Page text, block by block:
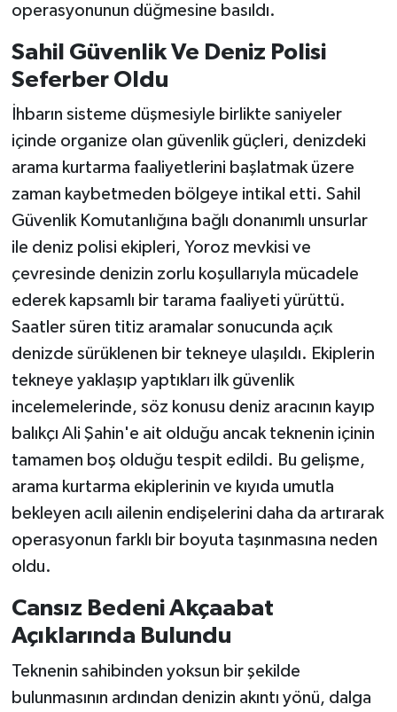
operasyonunun düğmesine basıldı.
Sahil Güvenlik Ve Deniz Polisi
Seferber Oldu
İhbarın sisteme düşmesiyle birlikte saniyeler
içinde organize olan güvenlik güçleri, denizdeki
arama kurtarma faaliyetlerini başlatmak üzere
zaman kaybetmeden bölgeye intikal etti. Sahil
Güvenlik Komutanlığına bağlı donanımlı unsurlar
ile deniz polisi ekipleri, Yoroz mevkisi ve
çevresinde denizin zorlu koşullarıyla mücadele
ederek kapsamlı bir tarama faaliyeti yürüttü.
Saatler süren titiz aramalar sonucunda açık
denizde sürüklenen bir tekneye ulaşıldı. Ekiplerin
tekneye yaklaşıp yaptıkları ilk güvenlik
incelemelerinde, söz konusu deniz aracının kayıp
balıkçı Ali Şahin'e ait olduğu ancak teknenin içinin
tamamen boş olduğu tespit edildi. Bu gelişme,
arama kurtarma ekiplerinin ve kıyıda umutla
bekleyen acılı ailenin endişelerini daha da artırarak
operasyonun farklı bir boyuta taşınmasına neden
oldu.
Cansız Bedeni Akçaabat
Açıklarında Bulundu
Teknenin sahibinden yoksun bir şekilde
bulunmasının ardından denizin akıntı yönü, dalga